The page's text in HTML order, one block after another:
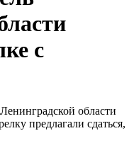
с
области
предлагали сдаться,